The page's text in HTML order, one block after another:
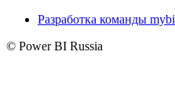
Разработка команды mybi
© Power BI Russia